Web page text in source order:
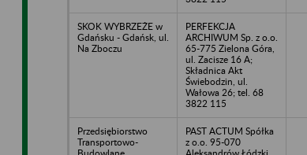
SKOK WYBRZEŻE w
Gdańsku - Gdańsk, ul.
Na Zboczu
PERFEKCJA
ARCHIWUM Sp. z o.o.
65-775 Zielona Góra,
ul. Zacisze 16 A;
Składnica Akt
Świebodzin, ul.
Wałowa 26; tel. 68
3822 115
Przedsiębiorstwo
Transportowo-
PAST ACTUM Spółka
z o.o. 95-070